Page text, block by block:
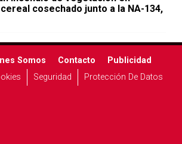
cosechado junto a la NA-134,
Somos Contacto
Publicidad
Seguridad Protección De Datos